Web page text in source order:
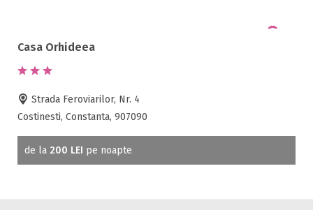
Casa Orhideea
Strada Feroviarilor, Nr. 4
Costinesti, Constanta, 907090
de la 200 LEI pe noapte